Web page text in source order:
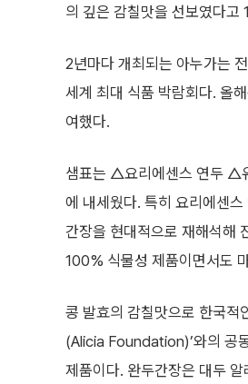
의 깊은 감칠맛을 선보였다고
2년마다 개최되는 아누가는
세계 최대 식품 박람회다. 올
여했다.
샘표는 △요리에센스 연두 △
에 내세웠다. 특히 요리에센
간장을 현대적으로 재해석해
100% 식물성 제품이면서도
콩 발효의 감칠맛으로 한국적
(Alicia Foundation)’와의 공
제품이다. 완두간장은 대두